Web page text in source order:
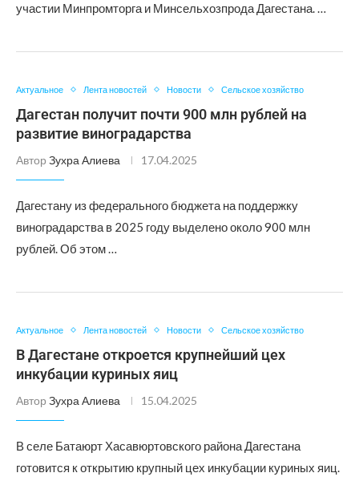
участии Минпромторга и Минсельхозпрода Дагестана. …
Актуальное Лента новостей Новости Сельское хозяйство
Дагестан получит почти 900 млн рублей на
развитие виноградарства
Автор Зухра Алиева 17.04.2025
Дагестану из федерального бюджета на поддержку
виноградарства в 2025 году выделено около 900 млн
рублей. Об этом …
Актуальное Лента новостей Новости Сельское хозяйство
В Дагестане откроется крупнейший цех
инкубации куриных яиц
Автор Зухра Алиева 15.04.2025
В селе Батаюрт Хасавюртовского района Дагестана
готовится к открытию крупный цех инкубации куриных яиц.